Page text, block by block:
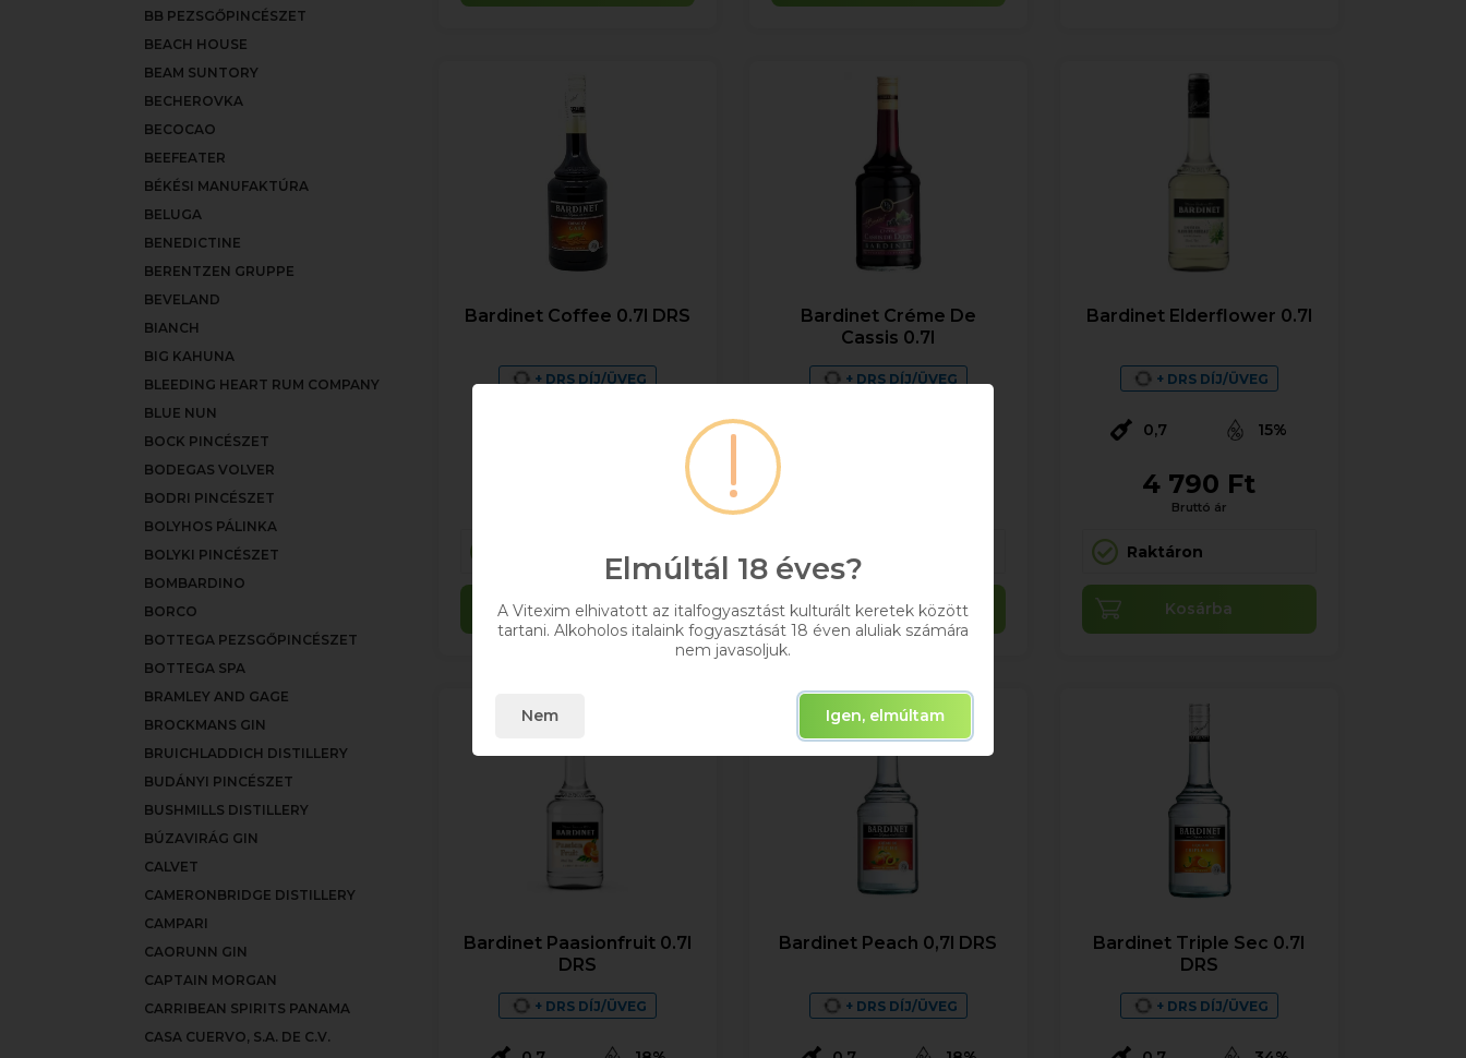
BB PEZSGŐPINCÉSZET
BEACH HOUSE
BEAM SUNTORY
BECHEROVKA
BECOCAO
BEEFEATER
BÉKÉSI MANUFAKTÚRA
BELUGA
BENEDICTINE
BERENTZEN GRUPPE
BEVELAND
BIANCH
BIG KAHUNA
BLEEDING HEART RUM COMPANY
BLUE NUN
BOCK PINCÉSZET
BODEGAS VOLVER
BODRI PINCÉSZET
BOLYHOS PÁLINKA
BOLYKI PINCÉSZET
BOMBARDINO
BORCO
BOTTEGA PEZSGŐPINCÉSZET
BOTTEGA SPA
BRAMLEY AND GAGE
BROCKMANS GIN
BRUICHLADDICH DISTILLERY
BUDÁNYI PINCÉSZET
BUSHMILLS DISTILLERY
BÚZAVIRÁG GIN
CALVET
CAMERONBRIDGE DISTILLERY
CAMPARI
CAORUNN GIN
CAPTAIN MORGAN
CARRIBEAN SPIRITS PANAMA
CASA CUERVO, S.A. DE C.V.
Bardinet Coffee 0.7l DRS
+ DRS DÍJ/ÜVEG
Kosárba
Bardinet Créme De
Cassis 0.7l
+ DRS DÍJ/ÜVEG
Kosárba
Bardinet Elderflower 0.7l
+ DRS DÍJ/ÜVEG
0,7 15%
4 790 Ft
Bruttó ár
Raktáron
Kosárba
Bardinet Paasionfruit 0.7l
DRS
+ DRS DÍJ/ÜVEG
Bardinet Peach 0,7l DRS
+ DRS DÍJ/ÜVEG
Bardinet Triple Sec 0.7l
DRS
+ DRS DÍJ/ÜVEG
Elmúltál 18 éves?
A Vitexim elhivatott az italfogyasztást kulturált keretek között
tartani. Alkoholos italaink fogyasztását 18 éven aluliak számára
nem javasoljuk.
Nem Igen, elmúltam